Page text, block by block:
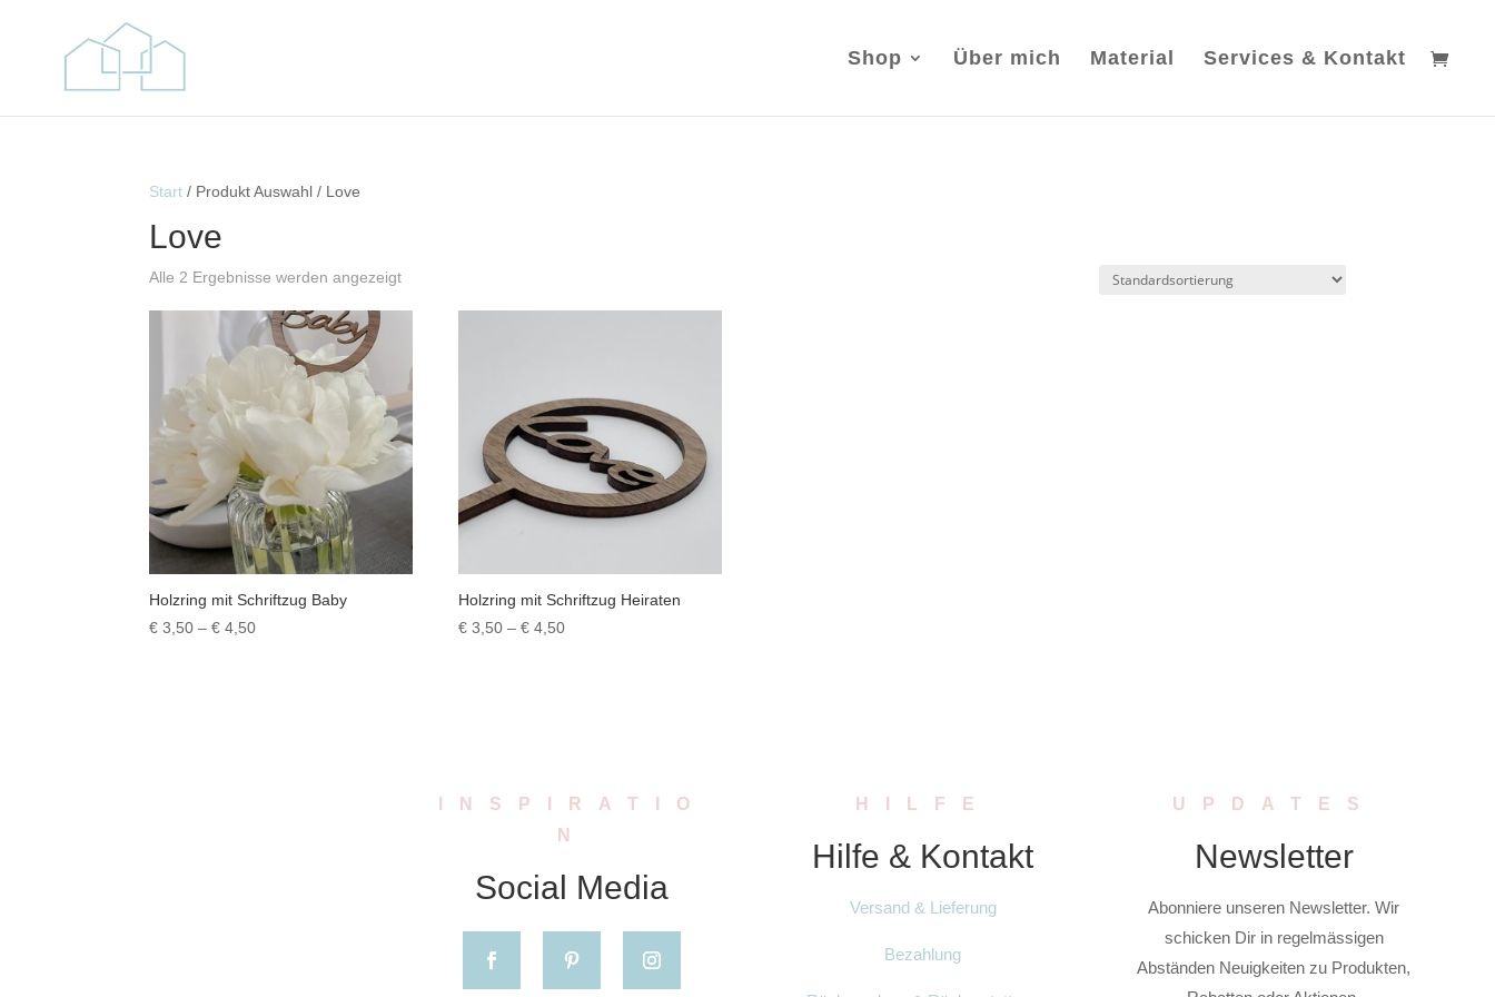
Shop Über mich Material Services & Kontakt
Start / Produkt Auswahl / Love
Love
Alle 2 Ergebnisse werden angezeigt
Holzring mit Schriftzug Baby
€ 3,50 –€ 4,50Preisspanne:
Holzring mit Schriftzug Heiraten
€ 3,50 –€ 4,50Preisspanne:
INSPIRATIO
N
Social Media
HILFE
Hilfe & Kontakt
Versand & Lieferung
Bezahlung
UPDATES
Newsletter
Abonniere unseren Newsletter. Wir
schicken Dir in regelmässigen
Abständen Neuigkeiten zu Produkten,